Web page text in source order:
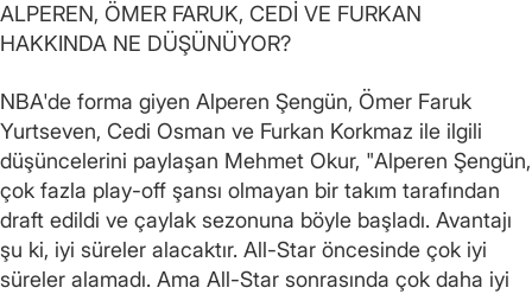
ALPEREN, ÖMER FARUK, CEDİ VE FURKAN
HAKKINDA NE DÜŞÜNÜYOR?
NBA'de forma giyen Alperen Şengün, Ömer Faruk
Yurtseven, Cedi Osman ve Furkan Korkmaz ile ilgili
düşüncelerini paylaşan Mehmet Okur, "Alperen Şengün,
çok fazla play-off şansı olmayan bir takım tarafından
draft edildi ve çaylak sezonuna böyle başladı. Avantajı
şu ki, iyi süreler alacaktır. All-Star öncesinde çok iyi
süreler alamadı. Ama All-Star sonrasında çok daha iyi